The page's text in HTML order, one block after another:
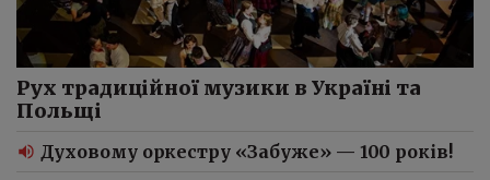
Рух традиційної музики в Україні та
Польщі
Духовому оркестру «Забуже» — 100 років!